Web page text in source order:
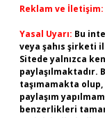
Reklam ve İletişim:
Yasal Uyarı: Bu
veya şahıs şirketi
Sitede yalnızca
taşımamakta
paylaşım
benzerlikleri